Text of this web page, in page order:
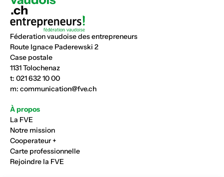
Féderation vaudoise des entrepreneurs
Route Ignace Paderewski 2
Case postale
1131 Tolochenaz
t: 021 632 10 00
m: communication@fve.ch
À propos
La FVE
Notre mission
Cooperateur +
Carte professionnelle
Rejoindre la FVE